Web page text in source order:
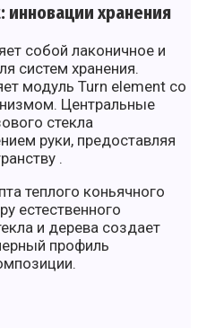
инновации хранения
собой лаконичное и
систем хранения.
модуль Turn element со
Центральные
стекла
руки, предоставляя
.
теплого коньячного
естественного
и дерева создает
профиль